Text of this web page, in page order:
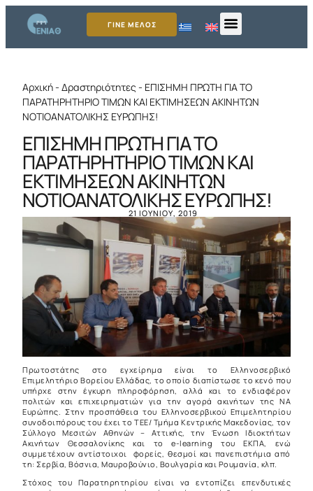
ΓΙΝΕ ΜΕΛΟΣ
Αρχική- Δραστηριότητες - ΕΠΙΣΗΜΗ ΠΡΩΤΗ ΓΙΑ ΤΟ
ΠΑΡΑΤΗΡΗΤΗΡΙΟ ΤΙΜΩΝ ΚΑΙ ΕΚΤΙΜΗΣΕΩΝ ΑΚΙΝΗΤΩΝ
ΝΟΤΙΟΑΝΑΤΟΛΙΚΗΣ ΕΥΡΩΠΗΣ!
ΕΠΙΣΗΜΗ ΠΡΩΤΗ ΓΙΑ ΤΟ
ΠΑΡΑΤΗΡΗΤΗΡΙΟ ΤΙΜΩΝ ΚΑΙ
ΕΚΤΙΜΗΣΕΩΝ ΑΚΙΝΗΤΩΝ
ΝΟΤΙΟΑΝΑΤΟΛΙΚΗΣ ΕΥΡΩΠΗΣ!
21 ΙΟΥΝΊΟΥ, 2019
Πρωτοστάτης στο εγχείρημα είναι το Ελληνοσερβικό
Επιμελητήριο Βορείου Ελλάδας, το οποίο διαπίστωσε το κενό που
υπήρχε στην έγκυρη πληροφόρηση, αλλά και το ενδιαφέρον
πολιτών και επιχειρηματιών για την αγορά ακινήτων της ΝΑ
Ευρώπης. Στην προσπάθεια του Ελληνοσερβικού Επιμελητηρίου
συνοδοιπόρους του έχει το ΤΕΕ/ Τμήμα Κεντρικής Μακεδονίας, τον
Σύλλογο Μεσιτών Αθηνών – Αττικής, την Ένωση Ιδιοκτήτων
Ακινήτων Θεσσαλονίκης και το e-learning του ΕΚΠΑ, ενώ
συμμετέχουν αντίστοιχοι φορείς, θεσμοί και πανεπιστήμια από
τη: Σερβία, Βόσνια, Μαυροβούνιο, Βουλγαρία και Ρουμανία, κλπ.
Στόχος του Παρατηρητηρίου είναι να εντοπίζει επενδυτικές